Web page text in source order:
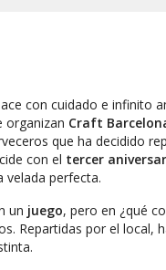
con cuidado e infinito
organizan Craft
que ha decidido
con el tercer
velada perfecta.
un juego, pero en ¿qué
Repartidas por el local,